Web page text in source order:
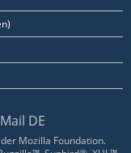
DE
Mozilla Foundation.